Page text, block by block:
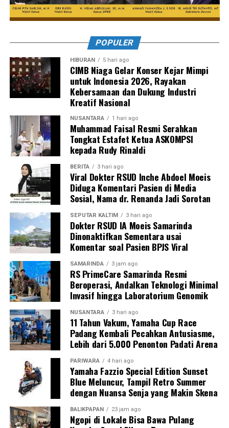
POPULER
HIBURAN 5 hari ago
CIMB Niaga Gelar Konser Kejar Mimpi
untuk Indonesia 2026, Rayakan
Kebersamaan dan Dukung Industri
Kreatif Nasional
NUSANTARA 1 hari ago
Muhammad Faisal Resmi Serahkan
Tongkat Estafet Ketua ASKOMPSI
kepada Rudy Rinaldi
BERITA 3 hari ago
Viral Dokter RSUD Inche Abdoel Moeis
Diduga Komentari Pasien di Media
Sosial, Nama dr. Renanda Jadi Sorotan
SEPUTAR KALTIM 3 hari ago
Dokter RSUD IA Moeis Samarinda
Dinonaktifkan Sementara usai
Komentar soal Pasien BPJS Viral
SAMARINDA 3 jam ago
RS PrimeCare Samarinda Resmi
Beroperasi, Andalkan Teknologi Minimal
Invasif hingga Laboratorium Genomik
NUSANTARA 3 hari ago
11 Tahun Vakum, Yamaha Cup Race
Padang Kembali Pecahkan Antusiasme,
Lebih dari 5.000 Penonton Padati Arena
PARIWARA 4 hari ago
Yamaha Fazzio Special Edition Sunset
Blue Meluncur, Tampil Retro Summer
dengan Nuansa Senja yang Makin Skena
BALIKPAPAN 23 jam ago
Ngopi di Lokale Bisa Bawa Pulang